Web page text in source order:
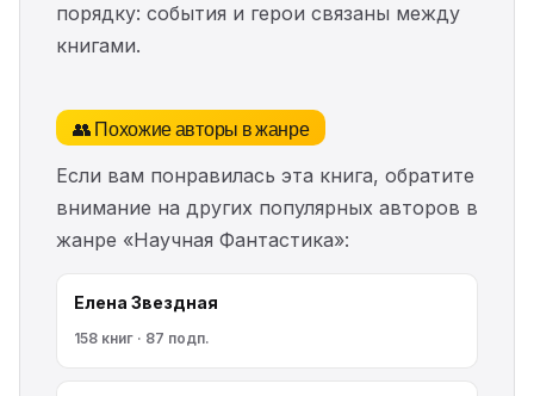
порядку: события и герои связаны между
книгами.
👥 Похожие авторы в жанре
Если вам понравилась эта книга, обратите
внимание на других популярных авторов в
жанре «Научная Фантастика»:
Елена Звездная
158 книг · 87 подп.